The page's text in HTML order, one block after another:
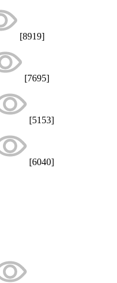
[8919]
[7695]
[5153]
[6040]